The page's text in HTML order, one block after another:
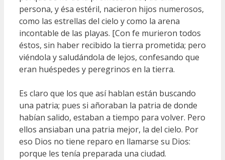
persona, y ésa estéril, nacieron hijos numerosos,
como las estrellas del cielo y como la arena
incontable de las playas. [Con fe murieron todos
éstos, sin haber recibido la tierra prometida; pero
viéndola y saludándola de lejos, confesando que
eran huéspedes y peregrinos en la tierra.
Es claro que los que así hablan están buscando
una patria; pues si añoraban la patria de donde
habían salido, estaban a tiempo para volver. Pero
ellos ansiaban una patria mejor, la del cielo. Por
eso Dios no tiene reparo en llamarse su Dios:
porque les tenía preparada una ciudad.